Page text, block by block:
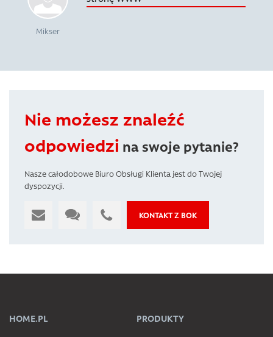
Mikser
Nie możesz znaleźć
odpowiedzi na swoje pytanie?
Nasze całodobowe Biuro Obsługi Klienta jest do Twojej
dyspozycji.
KONTAKT Z BOK
HOME.PL PRODUKTY